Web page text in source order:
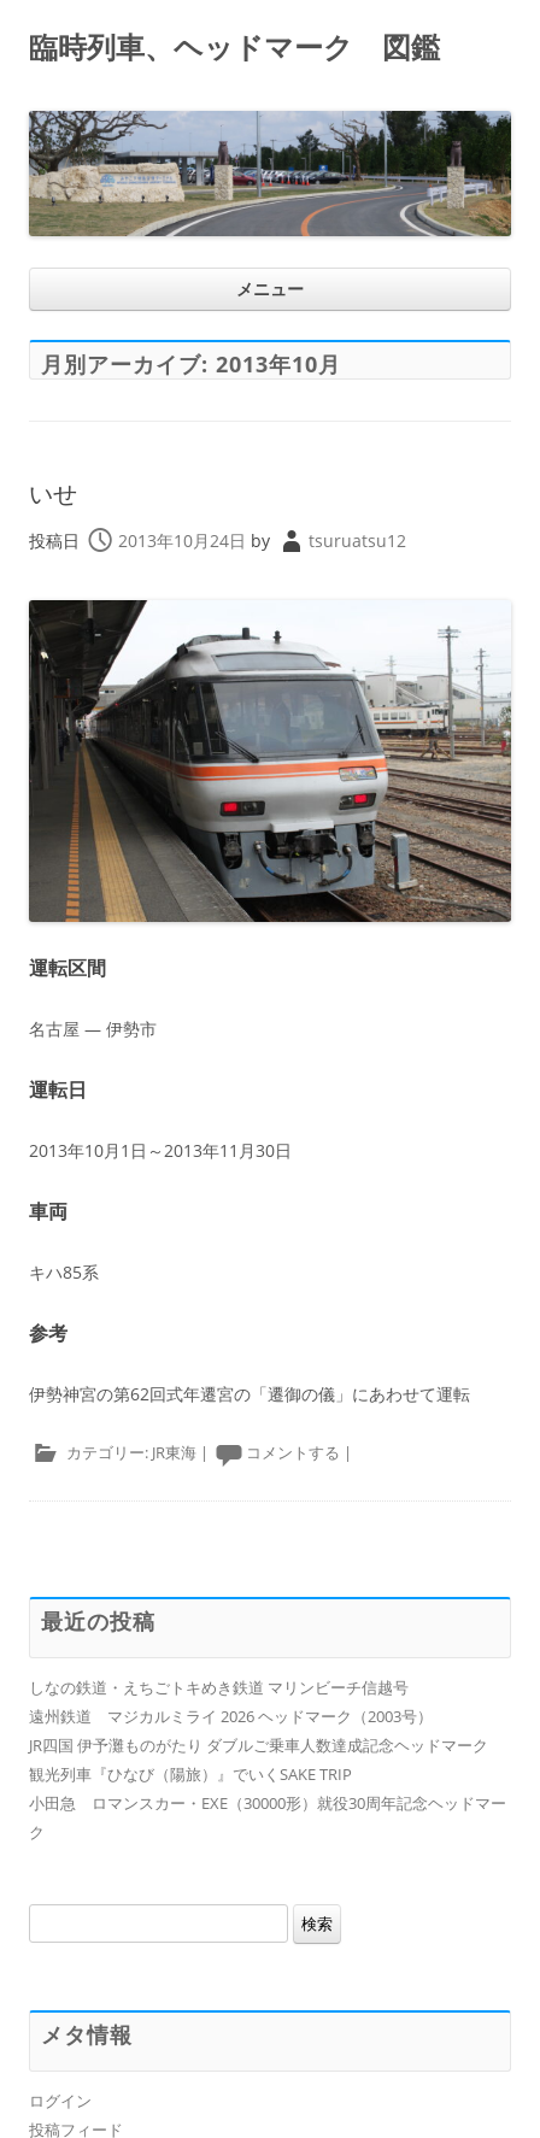
臨時列車、ヘッドマーク 図鑑
メニュー
月別アーカイブ: 2013年10月
いせ
投稿日 2013年10月24日 by tsuruatsu12
運転区間
名古屋 ― 伊勢市
運転日
2013年10月1日～2013年11月30日
車両
キハ85系
参考
伊勢神宮の第62回式年遷宮の「遷御の儀」にあわせて運転
カテゴリー: JR東海 | コメントする |
最近の投稿
しなの鉄道・えちごトキめき鉄道 マリンビーチ信越号
遠州鉄道 マジカルミライ 2026 ヘッドマーク（2003号）
JR四国 伊予灘ものがたり ダブルご乗車人数達成記念ヘッドマーク
観光列車『ひなび（陽旅）』でいくSAKE TRIP
小田急 ロマンスカー・EXE（30000形）就役30周年記念ヘッドマー
ク
索:
メタ情報
ログイン
投稿フィード